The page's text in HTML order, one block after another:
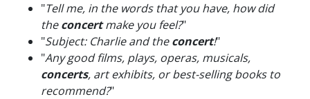
"Tell me, in the words that you have, how did
theconcertmake you feel?"
"Subject: Charlie and theconcert!"
"Any good films, plays, operas, musicals,
concerts, art exhibits, or best-selling books to
recommend?"